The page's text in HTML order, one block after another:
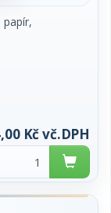
papír,
do
Kč vč.DPH